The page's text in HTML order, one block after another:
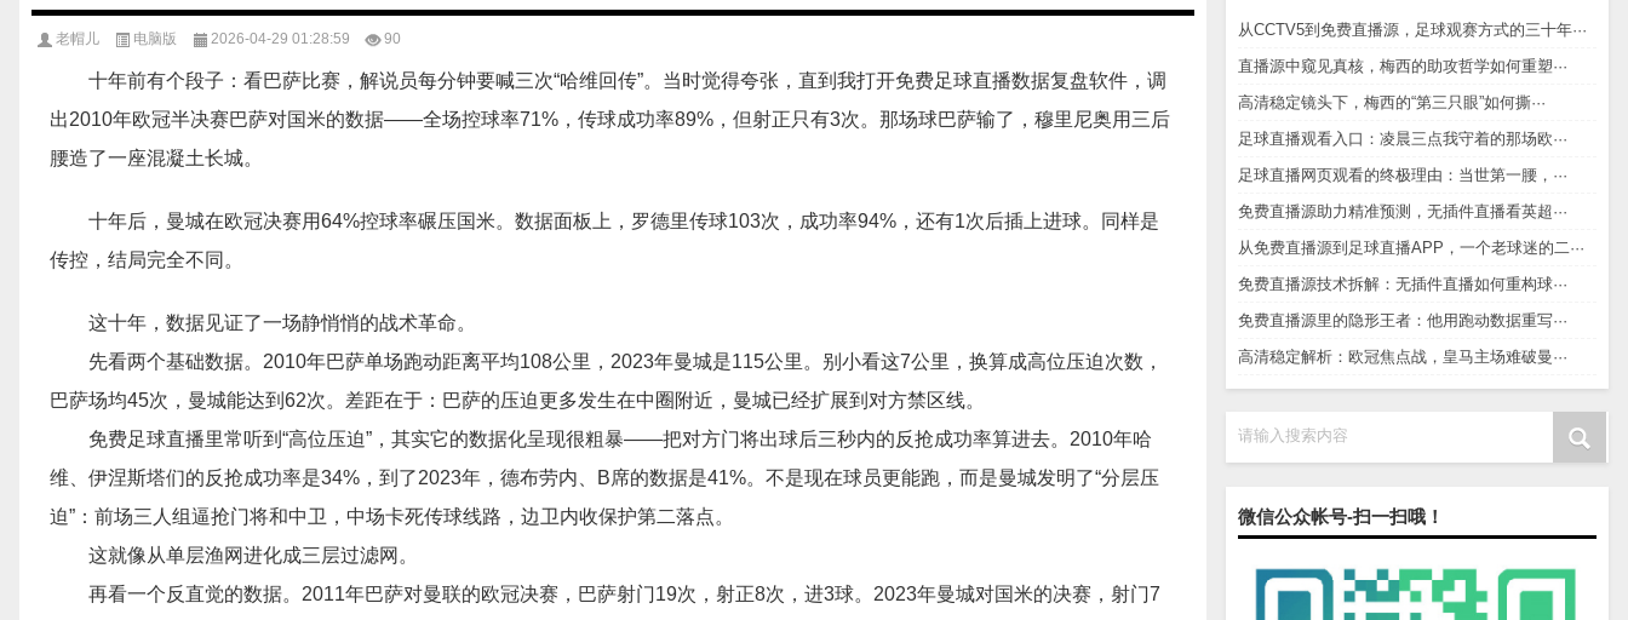
从CCTV5到免费直播源，足球观赛方式的三十年···
直播源中窥见真核，梅西的助攻哲学如何重塑···
高清稳定镜头下，梅西的“第三只眼”如何撕···
足球直播观看入口：凌晨三点我守着的那场欧···
足球直播网页观看的终极理由：当世第一腰，···
免费直播源助力精准预测，无插件直播看英超···
从免费直播源到足球直播APP，一个老球迷的二···
免费直播源技术拆解：无插件直播如何重构球···
免费直播源里的隐形王者：他用跑动数据重写···
高清稳定解析：欧冠焦点战，皇马主场难破曼···
请输入搜索内容
微信公众帐号-扫一扫哦！
老帽儿 电脑版 2026-04-29 01:28:59 90
十年前有个段子：看巴萨比赛，解说员每分钟要喊三次“哈维回传”。当时觉得夸张，直到我打开免费足球直播数据复盘软件，调
出2010年欧冠半决赛巴萨对国米的数据——全场控球率71%，传球成功率89%，但射正只有3次。那场球巴萨输了，穆里尼奥用三后
腰造了一座混凝土长城。
十年后，曼城在欧冠决赛用64%控球率碾压国米。数据面板上，罗德里传球103次，成功率94%，还有1次后插上进球。同样是
传控，结局完全不同。
这十年，数据见证了一场静悄悄的战术革命。
先看两个基础数据。2010年巴萨单场跑动距离平均108公里，2023年曼城是115公里。别小看这7公里，换算成高位压迫次数，
巴萨场均45次，曼城能达到62次。差距在于：巴萨的压迫更多发生在中圈附近，曼城已经扩展到对方禁区线。
免费足球直播里常听到“高位压迫”，其实它的数据化呈现很粗暴——把对方门将出球后三秒内的反抢成功率算进去。2010年哈
维、伊涅斯塔们的反抢成功率是34%，到了2023年，德布劳内、B席的数据是41%。不是现在球员更能跑，而是曼城发明了“分层压
迫”：前场三人组逼抢门将和中卫，中场卡死传球线路，边卫内收保护第二落点。
这就像从单层渔网进化成三层过滤网。
再看一个反直觉的数据。2011年巴萨对曼联的欧冠决赛，巴萨射门19次，射正8次，进3球。2023年曼城对国米的决赛，射门7